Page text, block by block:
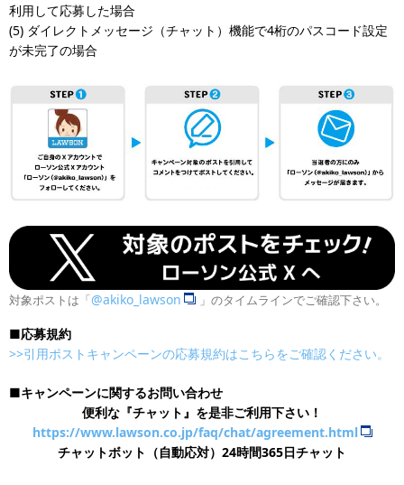
利用して応募した場合
(5) ダイレクトメッセージ（チャット）機能で4桁のパスコード設定
が未完了の場合
対象ポストは「@akiko_lawson 」のタイムラインでご確認下さい。
■応募規約
>>引用ポストキャンペーンの応募規約はこちらをご確認ください。
■キャンペーンに関するお問い合わせ
便利な『チャット』を是非ご利用下さい！
https://www.lawson.co.jp/faq/chat/agreement.html
チャットボット（自動応対）24時間365日チャット